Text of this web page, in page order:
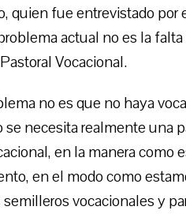
quien fue entrevistado
actual no es la
Vocacional.
no es que no haya
se necesita realmente una
en la manera
en el modo como
semilleros vocacionales y